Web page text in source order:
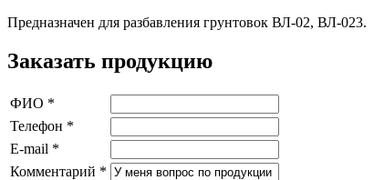
Предназначен для разбавления грунтовок ВЛ-02, ВЛ-023.
Заказать продукцию
ФИО *
Телефон *
E-mail *
Комментарий *